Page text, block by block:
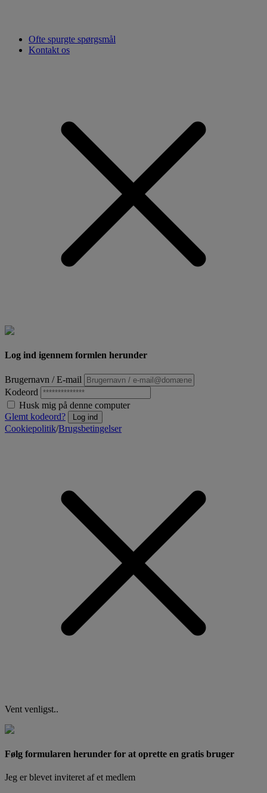
Ofte spurgte spørgsmål
Kontakt os
Log ind igennem formlen herunder
Brugernavn / E-mail
Kodeord
Husk mig på denne computer
Glemt kodeord?
Log ind
Cookiepolitik/Brugsbetingelser
Vent venligst..
Følg formularen herunder for at oprette en gratis bruger
Jeg er blevet inviteret af et medlem